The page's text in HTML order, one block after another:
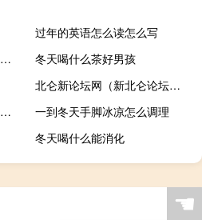
过年的英语怎么读怎么写
以字组词造句一年级简单（以字组词）
冬天喝什么茶好男孩
北仑新论坛网（新北仑论坛北仑）
办港澳通行证要怎么办需要带什么证件
一到冬天手脚冰凉怎么调理
冬天喝什么能消化
☚